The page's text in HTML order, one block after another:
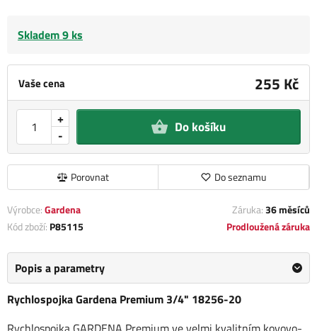
Vaše cena 255 Kč
-
+ Do košíku
Porovnat Do seznamu
Skladem 9 ks
Výrobce:Gardena Záruka:36 měsíců
Kód zboží: P85115 Prodloužená záruka
Popis a parametry
Rychlospojka Gardena Premium 3/4" 18256-20